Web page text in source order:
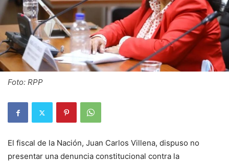
Foto: RPP
El fiscal de la Nación, Juan Carlos Villena, dispuso no
presentar una denuncia constitucional contra la